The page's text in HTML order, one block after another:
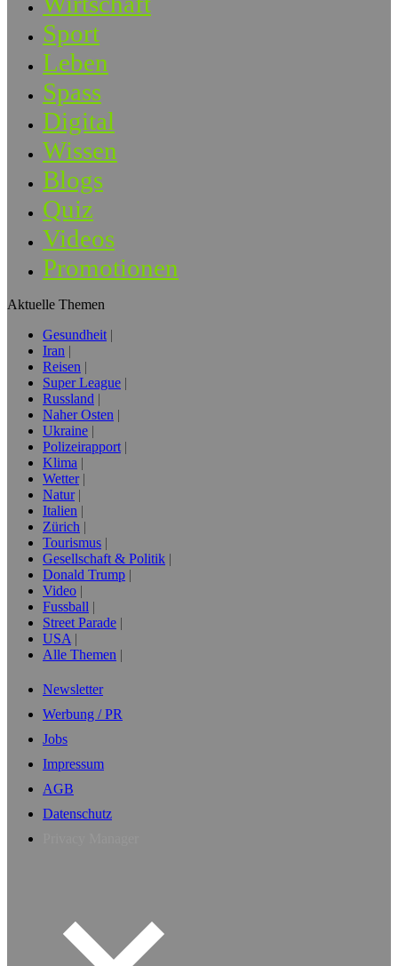
Sport
Leben
Spass
Digital
Wissen
Blogs
Quiz
Videos
Promotionen
Aktuelle Themen
Gesundheit
Iran
Reisen
Super League
Russland
Naher Osten
Ukraine
Polizeirapport
Klima
Wetter
Natur
Italien
Zürich
Tourismus
Gesellschaft & Politik
Donald Trump
Video
Fussball
Street Parade
USA
Alle Themen
Newsletter
Werbung / PR
Jobs
Impressum
AGB
Datenschutz